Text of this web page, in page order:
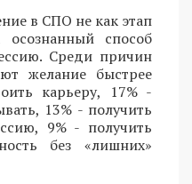
в СПО не как этап
способ
Среди причин
желание быстрее
карьеру, 17% -
13% - получить
9% - получить
без «лишних»